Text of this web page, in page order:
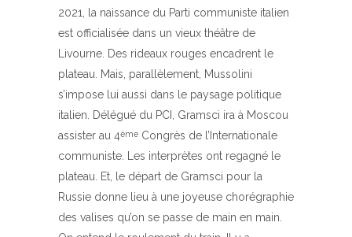
2021, la naissance du Parti communiste italien
est officialisée dans un vieux théâtre de
Livourne. Des rideaux rouges encadrent le
plateau. Mais, parallèlement, Mussolini
s’impose lui aussi dans le paysage politique
italien. Délégué du PCI, Gramsci ira à Moscou
assister au 4ème Congrès de l’Internationale
communiste. Les interprètes ont regagné le
plateau. Et, le départ de Gramsci pour la
Russie donne lieu à une joyeuse chorégraphie
des valises qu’on se passe de main en main.